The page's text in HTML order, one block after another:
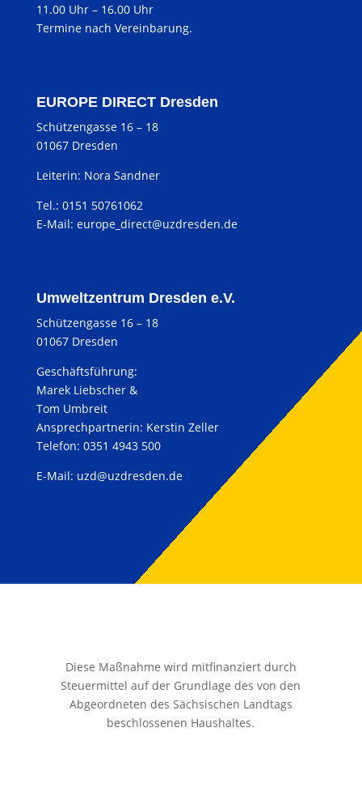
11.00 Uhr –16.00 Uhr
Termine nach Vereinbarung.
EUROPE DIRECT Dresden
Schützengasse 16 – 18
01067 Dresden
Leiterin: Nora Sandner
Tel.: 0151 50761062
E-Mail: europe_direct@uzdresden.de
Umweltzentrum Dresden e.V.
Schützengasse 16 – 18
01067 Dresden
Geschäftsführung:
Marek Liebscher &
Tom Umbreit
Ansprechpartnerin: Kerstin Zeller
Telefon: 0351 4943 500
E-Mail: uzd@uzdresden.de
Diese Maßnahme wird mitfinanziert durch
Steuermittel auf der Grundlage des von den
Abgeordneten des Sächsischen Landtags
beschlossenen Haushaltes.